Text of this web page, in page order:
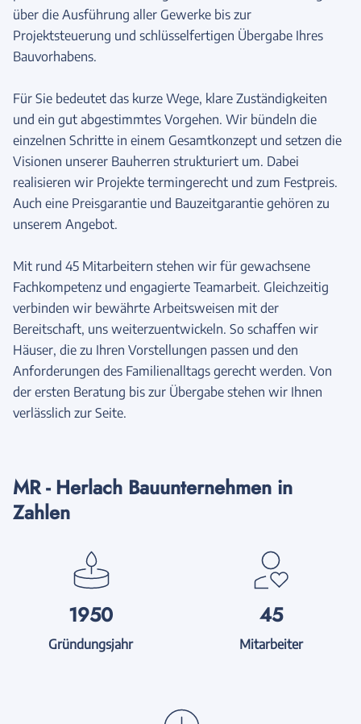
über die Ausführung aller Gewerke bis zur
Projektsteuerung und schlüsselfertigen Übergabe Ihres
Bauvorhabens.
Für Sie bedeutet das kurze Wege, klare Zuständigkeiten
und ein gut abgestimmtes Vorgehen. Wir bündeln die
einzelnen Schritte in einem Gesamtkonzept und setzen die
Visionen unserer Bauherren strukturiert um. Dabei
realisieren wir Projekte termingerecht und zum Festpreis.
Auch eine Preisgarantie und Bauzeitgarantie gehören zu
unserem Angebot.
Mit rund 45 Mitarbeitern stehen wir für gewachsene
Fachkompetenz und engagierte Teamarbeit. Gleichzeitig
verbinden wir bewährte Arbeitsweisen mit der
Bereitschaft, uns weiterzuentwickeln. So schaffen wir
Häuser, die zu Ihren Vorstellungen passen und den
Anforderungen des Familienalltags gerecht werden. Von
der ersten Beratung bis zur Übergabe stehen wir Ihnen
verlässlich zur Seite.
MR - Herlach Bauunternehmen in
Zahlen
1950
Gründungsjahr
45
Mitarbeiter